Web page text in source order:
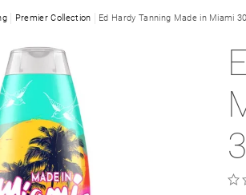
Premier Collection Ed Hardy Tanning Made in Miami